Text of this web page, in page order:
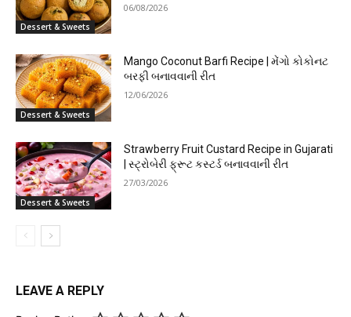
Dessert & Sweets
06/08/2026
Dessert & Sweets
Mango Coconut Barfi Recipe | મેંગો કોકોનટ
બરફી બનાવવાની રીત
12/06/2026
Dessert & Sweets
Strawberry Fruit Custard Recipe in Gujarati
| સ્ટ્રોબેરી ફ્રૂટ કસ્ટર્ડ બનાવવાની રીત
27/03/2026
LEAVE A REPLY